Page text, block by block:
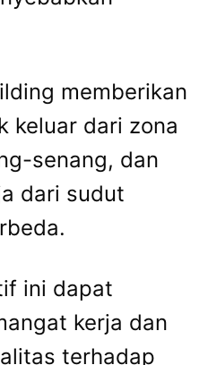
memberikan
keluar dari zona
senang, dan
dari sudut
ini dapat
kerja dan
terhadap